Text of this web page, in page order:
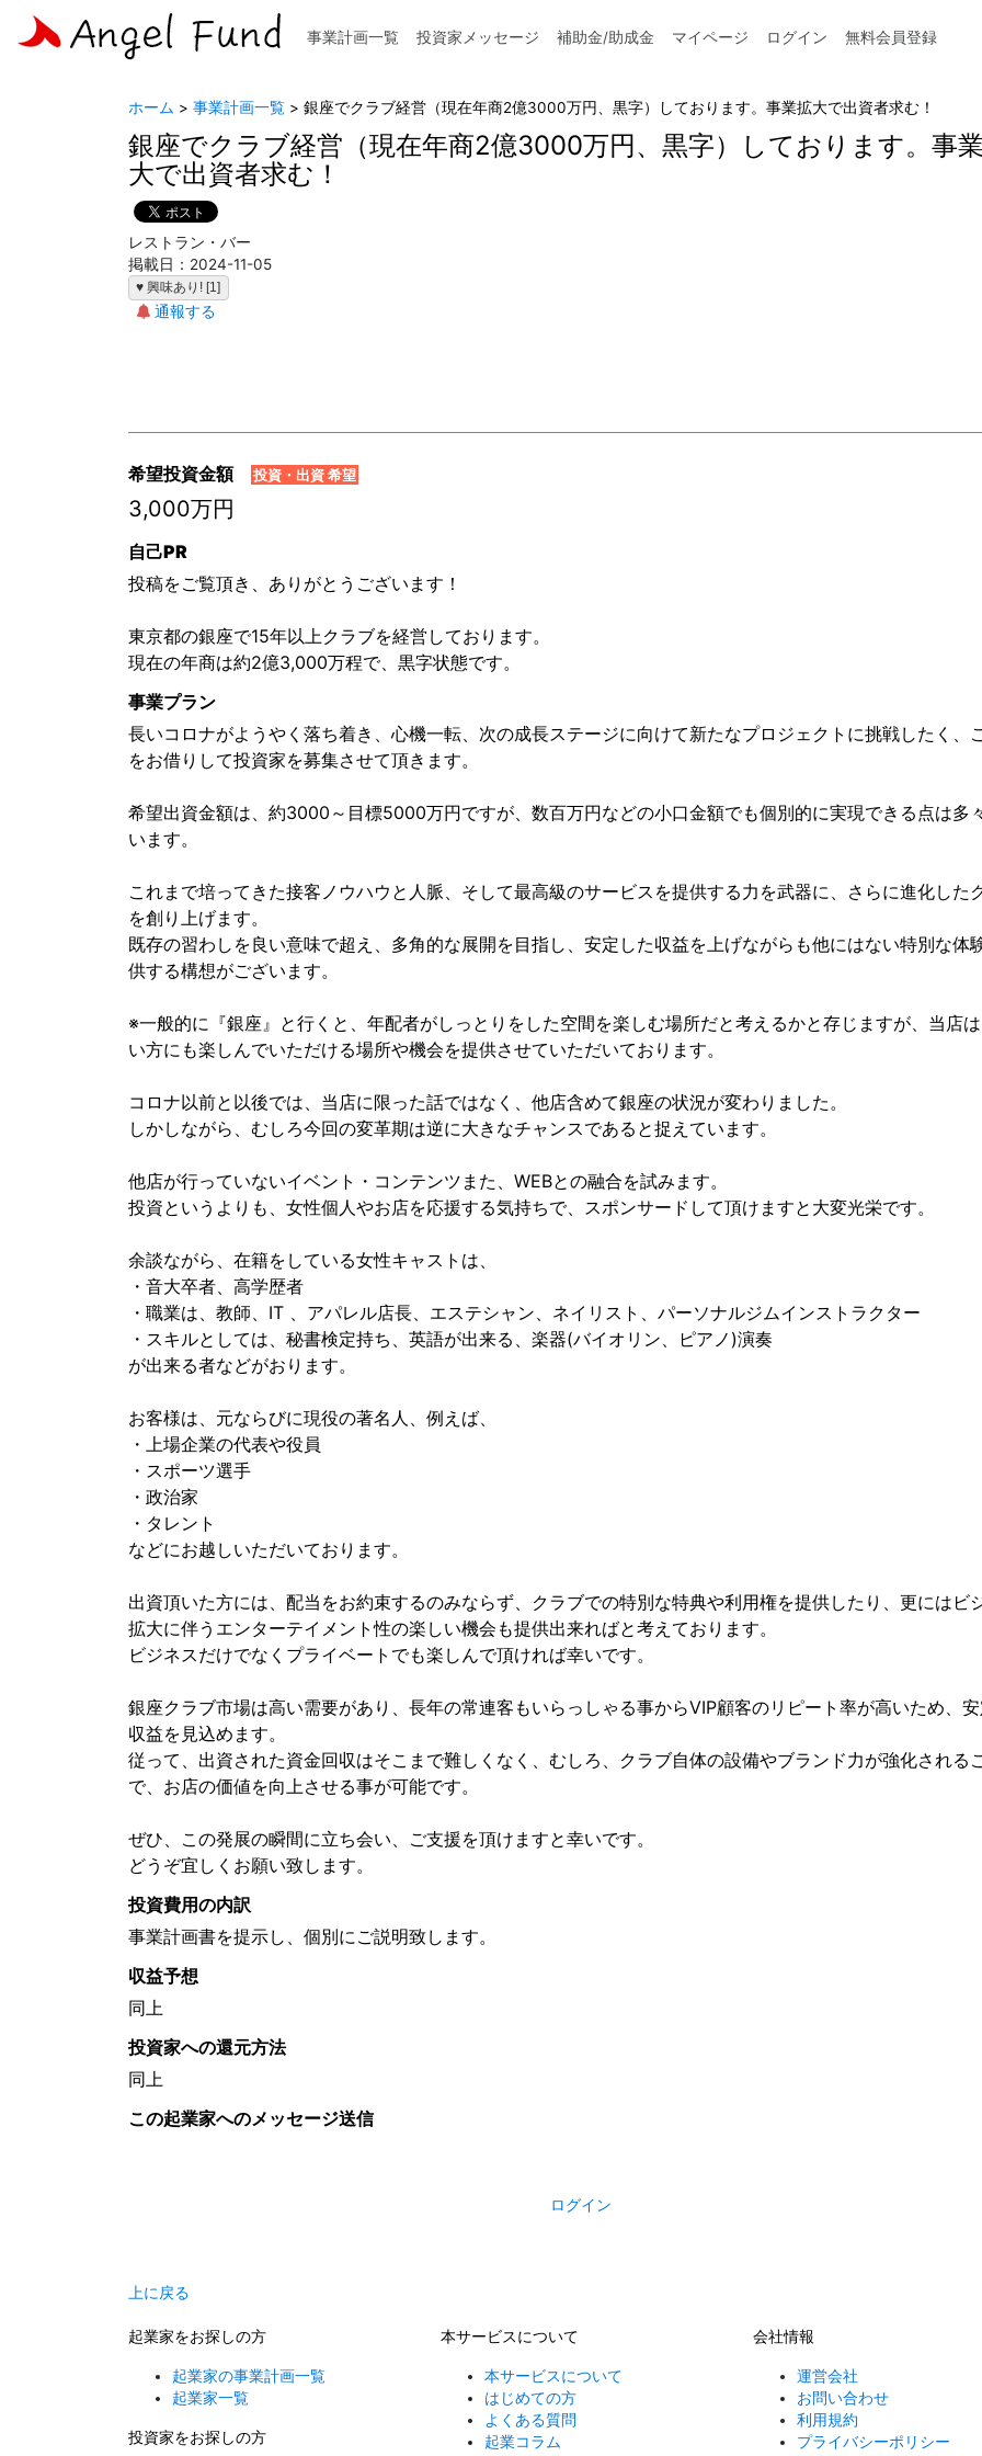
事業計画一覧 投資家メッセージ 補助金/助成金 マイページ ログイン 無料会員登録
ホーム > 事業計画一覧 > 銀座でクラブ経営（現在年商2億3000万円、黒字）しております。事業拡大で出資者求む！
銀座でクラブ経営（現在年商2億3000万円、黒字）しております。事
大で出資者求む！
レストラン・バー
掲載日：2024-11-05
♥ 興味あり! [1]
通報する
希望投資金額 投資・出資 希望
3,000万円
自己PR
投稿をご覧頂き、ありがとうございます！
東京都の銀座で15年以上クラブを経営しております。
現在の年商は約2億3,000万程で、黒字状態です。
事業プラン
長いコロナがようやく落ち着き、心機一転、次の成長ステージに向けて新たなプロジェクトに挑戦したく、
をお借りして投資家を募集させて頂きます。
希望出資金額は、約3000～目標5000万円ですが、数百万円などの小口金額でも個別的に実現できる点は多
います。
これまで培ってきた接客ノウハウと人脈、そして最高級のサービスを提供する力を武器に、さらに進化した
を創り上げます。
既存の習わしを良い意味で超え、多角的な展開を目指し、安定した収益を上げながらも他にはない特別な体
供する構想がございます。
※一般的に『銀座』と行くと、年配者がしっとりをした空間を楽しむ場所だと考えるかと存じますが、当店
い方にも楽しんでいただける場所や機会を提供させていただいております。
コロナ以前と以後では、当店に限った話ではなく、他店含めて銀座の状況が変わりました。
しかしながら、むしろ今回の変革期は逆に大きなチャンスであると捉えています。
他店が行っていないイベント・コンテンツまた、WEBとの融合を試みます。
投資というよりも、女性個人やお店を応援する気持ちで、スポンサードして頂けますと大変光栄です。
余談ながら、在籍をしている女性キャストは、
・音大卒者、高学歴者
・職業は、教師、IT 、アパレル店長、エステシャン、ネイリスト、パーソナルジムインストラクター
・スキルとしては、秘書検定持ち、英語が出来る、楽器(バイオリン、ピアノ)演奏
が出来る者などがおります。
お客様は、元ならびに現役の著名人、例えば、
・上場企業の代表や役員
・スポーツ選手
・政治家
・タレント
などにお越しいただいております。
出資頂いた方には、配当をお約束するのみならず、クラブでの特別な特典や利用権を提供したり、更にはビ
拡大に伴うエンターテイメント性の楽しい機会も提供出来ればと考えております。
ビジネスだけでなくプライベートでも楽しんで頂ければ幸いです。
銀座クラブ市場は高い需要があり、長年の常連客もいらっしゃる事からVIP顧客のリピート率が高いため、
収益を見込めます。
従って、出資された資金回収はそこまで難しくなく、むしろ、クラブ自体の設備やブランド力が強化される
で、お店の価値を向上させる事が可能です。
ぜひ、この発展の瞬間に立ち会い、ご支援を頂けますと幸いです。
どうぞ宜しくお願い致します。
投資費用の内訳
事業計画書を提示し、個別にご説明致します。
収益予想
同上
投資家への還元方法
同上
この起業家へのメッセージ送信
ログイン
上に戻る
起業家をお探しの方
起業家の事業計画一覧
起業家一覧
投資家をお探しの方
本サービスについて
本サービスについて
はじめての方
よくある質問
起業コラム
会社情報
運営会社
お問い合わせ
利用規約
プライバシーポリシー